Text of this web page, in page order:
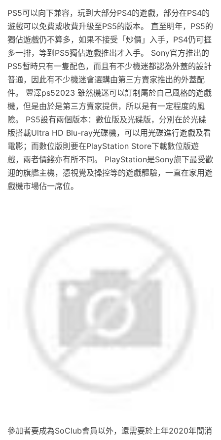
PS5可以向下兼容，玩到大部分PS4的遊戲，部分在PS4的
遊戲可以免費或收費升級至PS5的版本。 直至明年，PS5的
獨佔遊戲仍不算多，如果不接受「炒價」入手，PS4仍可捱
多一排，等到PS5獨佔遊戲推出才入手。 Sony官方推出的
PS5暫時只有一隻配色，而且有不少機迷都認為外蓋的設計
普通，因此有不少機迷會選購由第三方賣家推出的外蓋配
件。 豐澤ps52023 雖然機迷可以訂制屬於自己風格的遊戲
機，但是由於是第三方賣家提供，所以是有一定程度的風
險。 PS5設有兩個版本：數位版及光碟版，分別在於光碟
版搭載Ultra HD Blu-ray光碟機，可以用光碟進行遊戲及看
電影；而數位版則要在PlayStation Store下載數位版遊
戲，兩者價錢亦有所不同。 PlayStation是Sony旗下最受歡
迎的旗艦主機，憑視覺及操控等的遊戲體驗，一直在家用遊
戲機市場佔一席位。
參加者要成為SoClub會員以外，還需要於上年2020年間消